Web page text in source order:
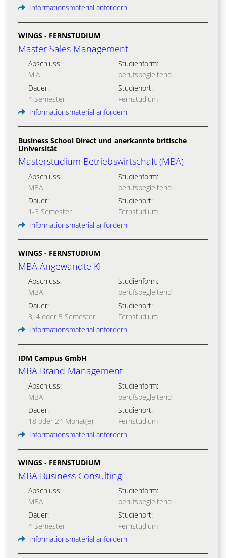
Informationsmaterial anfordern
WINGS - FERNSTUDIUM
Master Sales Management
Abschluss:
M.A.
Studienform:
berufsbegleitend
Dauer:
4 Semester
Studienort:
Fernstudium
Informationsmaterial anfordern
Business School Direct und anerkannte britische
Universität
Masterstudium Betriebswirtschaft (MBA)
Abschluss:
MBA
Studienform:
berufsbegleitend
Dauer:
1-3 Semester
Studienort:
Fernstudium
Informationsmaterial anfordern
WINGS - FERNSTUDIUM
MBA Angewandte KI
Abschluss:
MBA
Studienform:
berufsbegleitend
Dauer:
3, 4 oder 5 Semester
Studienort:
Fernstudium
Informationsmaterial anfordern
IDM Campus GmbH
MBA Brand Management
Abschluss:
MBA
Studienform:
berufsbegleitend
Dauer:
18 oder 24 Monat(e)
Studienort:
Fernstudium
Informationsmaterial anfordern
WINGS - FERNSTUDIUM
MBA Business Consulting
Abschluss:
MBA
Studienform:
berufsbegleitend
Dauer:
4 Semester
Studienort:
Fernstudium
Informationsmaterial anfordern